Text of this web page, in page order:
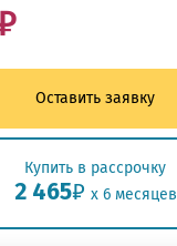
Оставить заявку
Купить в рассрочку
2 465₽ x 6 месяцев